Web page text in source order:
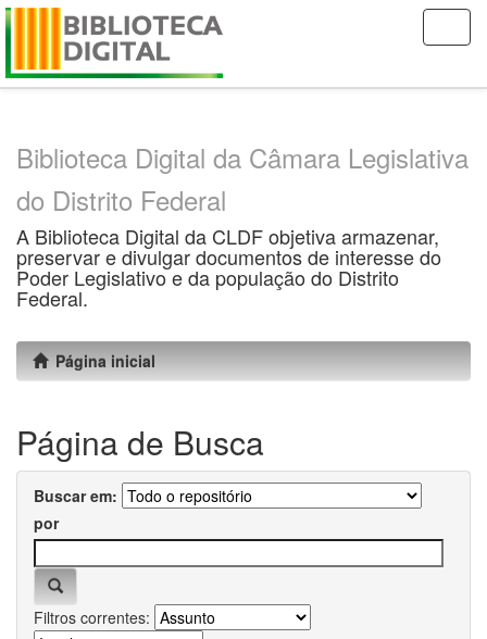
Skip
Biblioteca Digital da Câmara Legislativa
do Distrito Federal
A Biblioteca Digital da CLDF objetiva armazenar,
preservar e divulgar documentos de interesse do
Poder Legislativo e da população do Distrito
Federal.
Página inicial
Página de Busca
Buscar em:
por
Filtros correntes: